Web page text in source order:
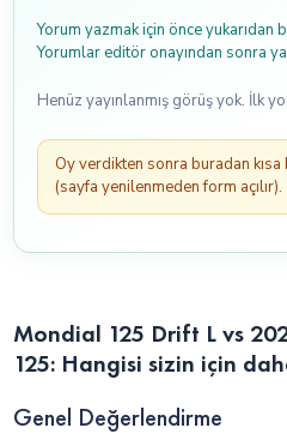
Yorum yazmak için önce
Yorumlar editör onayından sonra
Henüz yayınlanmış görüş yok. İlk
Oy verdikten sonra buradan
(sayfa yenilenmeden form açılır).
Mondial 125 Drift L vs
125: Hangisi sizin için
Genel Değerlendirme